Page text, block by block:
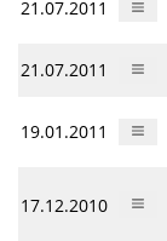
21.07.2011
21.07.2011
19.01.2011
17.12.2010